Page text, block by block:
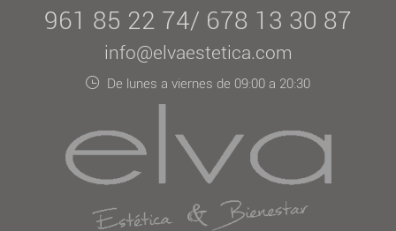
961 85 22 74/ 678 13 30 87
info@elvaestetica.com
De lunes a viernes de 09:00 a 20:30